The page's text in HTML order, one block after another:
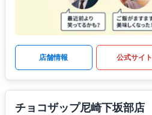
店舗情報 公式サイト
チョコザップ尼崎下坂部店